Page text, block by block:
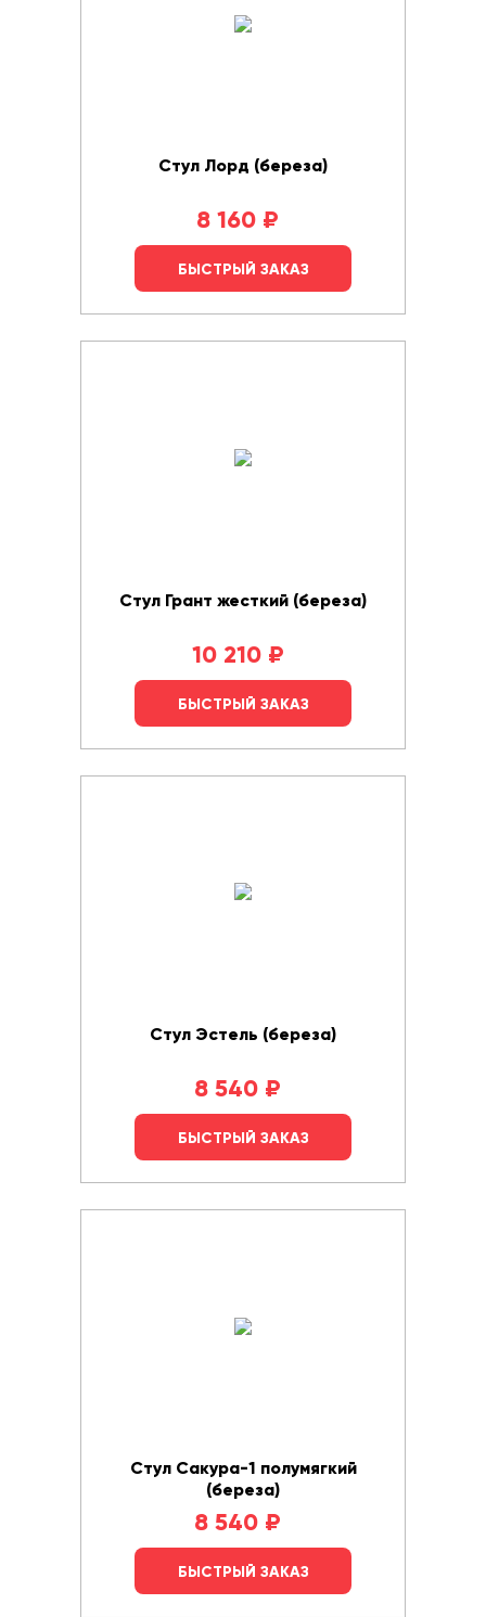
Стул Лорд (береза)
8 160 ₽
БЫСТРЫЙ ЗАКАЗ
Стул Грант жесткий (береза)
10 210 ₽
БЫСТРЫЙ ЗАКАЗ
Стул Эстель (береза)
8 540 ₽
БЫСТРЫЙ ЗАКАЗ
Стул Сакура-1 полумягкий
(береза)
8 540 ₽
БЫСТРЫЙ ЗАКАЗ